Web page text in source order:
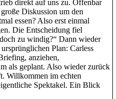
direkt auf uns zu. Offenbar
Diskussion um den
essen? Also erst einmal
Die Entscheidung fiel
zu windig?“ Dann wieder
Plan: Carless
anziehen,
als geplant. Also wieder zurück
Willkommen im echten
Spektakel. Ein Blick